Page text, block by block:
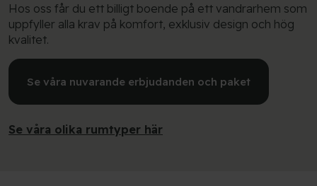
Hos oss får du ett billigt boende på ett vandrarhem som
uppfyller alla krav på komfort, exklusiv design och hög
kvalitet.
Se våra nuvarande erbjudanden och paket
Se våra olika rumtyper här